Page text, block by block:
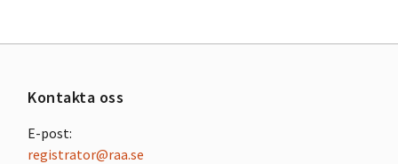
Kontakta oss
E-post:
registrator@raa.se